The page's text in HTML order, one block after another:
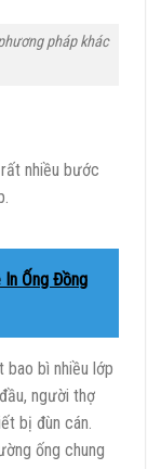
pháp khác
nhiều bước
In Ống Đồng
bì nhiều lớp
người thợ
bị đùn cán.
ống chung